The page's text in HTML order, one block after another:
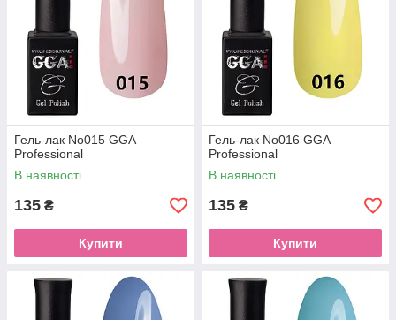
Гель-лак No015 GGA
Professional
В наявності
135 ₴
Купити
Гель-лак No016 GGA
Professional
В наявності
135 ₴
Купити